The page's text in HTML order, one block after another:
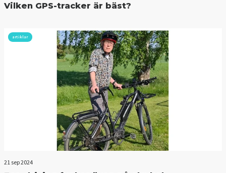
Vilken GPS-tracker är bäst?
artiklar
21 sep 2024